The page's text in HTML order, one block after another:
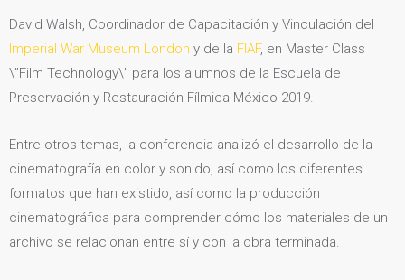
David Walsh, Coordinador de Capacitación y Vinculación del
Imperial War Museum London y de la FIAF, en Master Class
\”Film Technology\” para los alumnos de la Escuela de
Preservación y Restauración Fílmica México 2019.
Entre otros temas, la conferencia analizó el desarrollo de la
cinematografía en color y sonido, así como los diferentes
formatos que han existido, así como la producción
cinematográfica para comprender cómo los materiales de un
archivo se relacionan entre sí y con la obra terminada.